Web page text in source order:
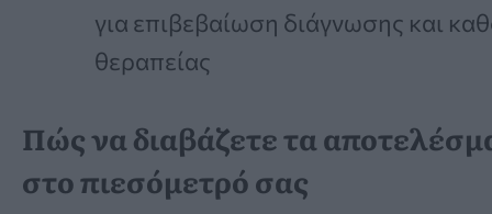
για επιβεβαίωση διάγνωσης και
θεραπείας
Πώς να διαβάζετε τα
στο πιεσόμετρό σας